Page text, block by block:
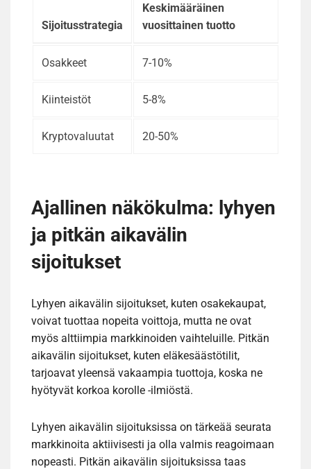
Sijoitusstrategia
Keskimääräinen
vuosittainen tuotto
Osakkeet 7-10%
Kiinteistöt 5-8%
Kryptovaluutat 20-50%
Ajallinen näkökulma: lyhyen
ja pitkän aikavälin
sijoitukset
Lyhyen aikavälin sijoitukset, kuten osakekaupat,
voivat tuottaa nopeita voittoja, mutta ne ovat
myös alttiimpia markkinoiden vaihteluille. Pitkän
aikavälin sijoitukset, kuten eläkesäästötilit,
tarjoavat yleensä vakaampia tuottoja, koska ne
hyötyvät korkoa korolle -ilmiöstä.
Lyhyen aikavälin sijoituksissa on tärkeää seurata
markkinoita aktiivisesti ja olla valmis reagoimaan
nopeasti. Pitkän aikavälin sijoituksissa taas